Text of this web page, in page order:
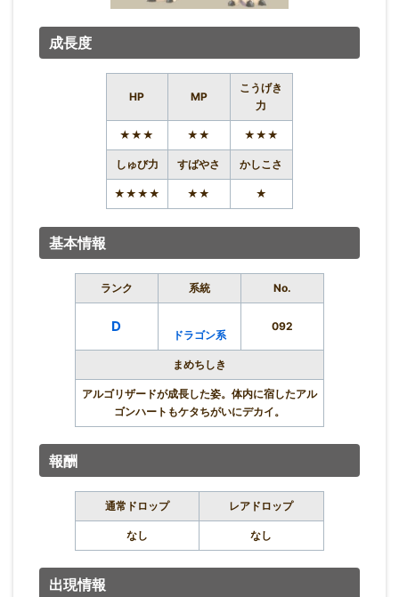
成長度
HP MP
こうげき
力
★★★ ★★ ★★★
しゅび力 すばやさ かしこさ
★★★★ ★★ ★
基本情報
ランク 系統 No.
D
ドラゴン系
092
まめちしき
アルゴリザードが成長した姿。体内に宿したアル
ゴンハートもケタちがいにデカイ。
報酬
通常ドロップ レアドロップ
なし なし
出現情報